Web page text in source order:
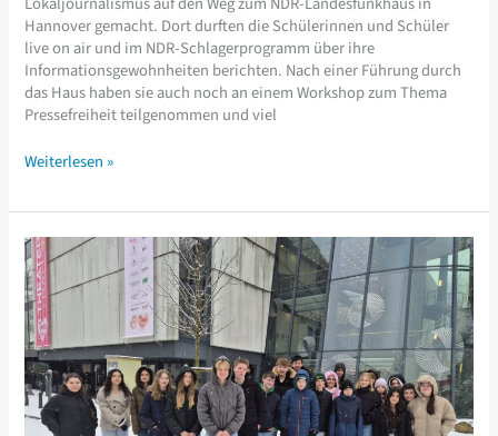
Hannover gemacht. Dort durften die Schülerinnen und Schüler
live on air und im NDR-Schlagerprogramm über ihre
Informationsgewohnheiten berichten. Nach einer Führung durch
das Haus haben sie auch noch an einem Workshop zum Thema
Pressefreiheit teilgenommen und viel
Cäci
Air!
Weiterlesen »